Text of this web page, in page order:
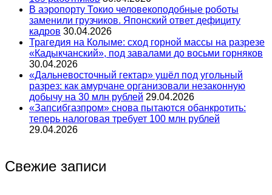
В аэропорту Токио человекоподобные роботы
заменили грузчиков. Японский ответ дефициту
кадров 30.04.2026
Трагедия на Колыме: сход горной массы на разрезе
«Кадыкчанский», под завалами до восьми горняков
30.04.2026
«Дальневосточный гектар» ушёл под угольный
разрез: как амурчане организовали незаконную
добычу на 30 млн рублей 29.04.2026
«Запсибгазпром» снова пытаются обанкротить:
теперь налоговая требует 100 млн рублей
29.04.2026
Свежие записи